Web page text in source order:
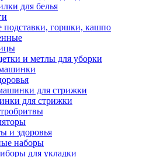
для белья
подставки, горшки, кашпо
и метлы для уборки
для стрижки
для стрижки
и здоровья
наборы
для укладки